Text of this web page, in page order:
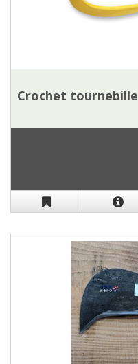
Crochet tournebille